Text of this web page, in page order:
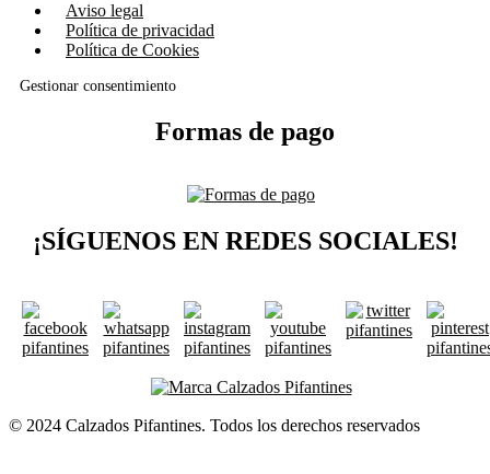
Aviso legal
Política de privacidad
Política de Cookies
Gestionar consentimiento
Formas de pago
¡SÍGUENOS EN REDES SOCIALES!
© 2024 Calzados Pifantines. Todos los derechos reservados